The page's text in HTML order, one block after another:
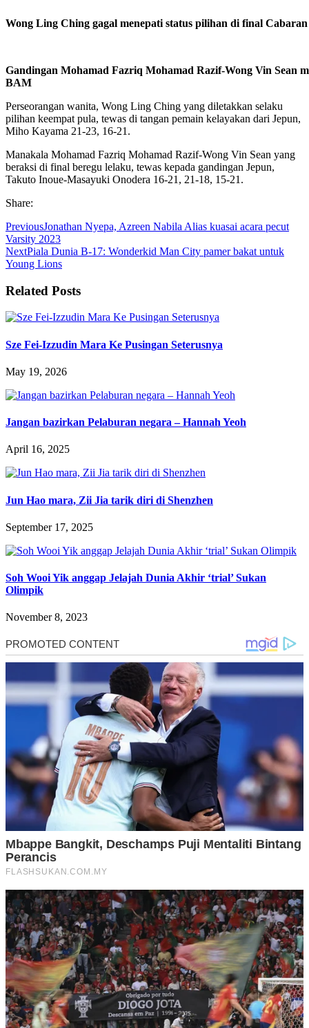
Wong Ling Ching gagal menepati status pilihan di final
Gandingan Mohamad Fazriq Mohamad Razif-Wong Vin Sean
BAM
Perseorangan wanita, Wong Ling Ching yang diletakkan selaku
pilihan keempat pula, tewas di tangan pemain kelayakan dari Jepun,
Miho Kayama 21-23, 16-21.
Manakala Mohamad Fazriq Mohamad Razif-Wong Vin Sean yang
beraksi di final beregu lelaku, tewas kepada gandingan Jepun,
Takuto Inoue-Masayuki Onodera 16-21, 21-18, 15-21.
Share:
PreviousJonathan Nyepa, Azreen Nabila Alias kuasai acara pecut
Varsity 2023
NextPiala Dunia B-17: Wonderkid Man City pamer bakat untuk
Young Lions
Related Posts
Sze Fei-Izzudin Mara Ke Pusingan Seterusnya
May 19, 2026
Jangan bazirkan Pelaburan negara – Hannah Yeoh
April 16, 2025
Jun Hao mara, Zii Jia tarik diri di Shenzhen
September 17, 2025
Soh Wooi Yik anggap Jelajah Dunia Akhir ‘trial’ Sukan
Olimpik
November 8, 2023